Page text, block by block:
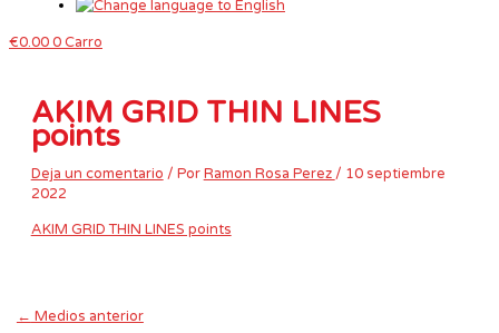
€0.000Carro
AKIM GRID THIN LINES
points
Deja un comentario / PorRamon Rosa Perez / 10 septiembre
2022
AKIM GRID THIN LINES points
← Medios anterior